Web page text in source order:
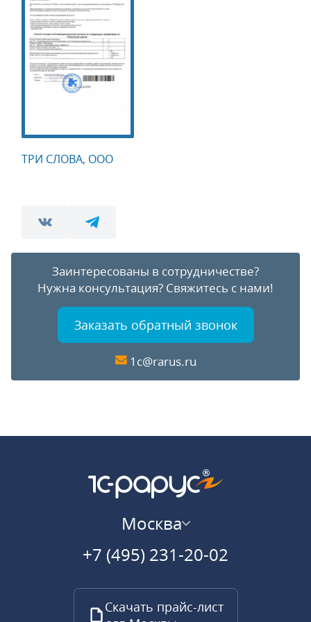
ТРИ СЛОВА, ООО
Заинтересованы в сотрудничестве?
Нужна консультация? Свяжитесь с нами!
Заказать обратный звонок
1c@rarus.ru
Москва
+7 (495) 231-20-02
Скачать прайс-лист